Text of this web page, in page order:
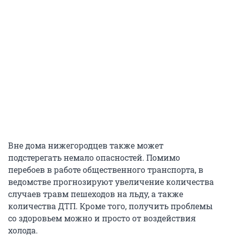
Вне дома нижегородцев также может
подстерегать немало опасностей. Помимо
перебоев в работе общественного транспорта, в
ведомстве прогнозируют увеличение количества
случаев травм пешеходов на льду, а также
количества ДТП. Кроме того, получить проблемы
со здоровьем можно и просто от воздействия
холода.